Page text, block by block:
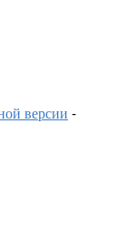
версии -